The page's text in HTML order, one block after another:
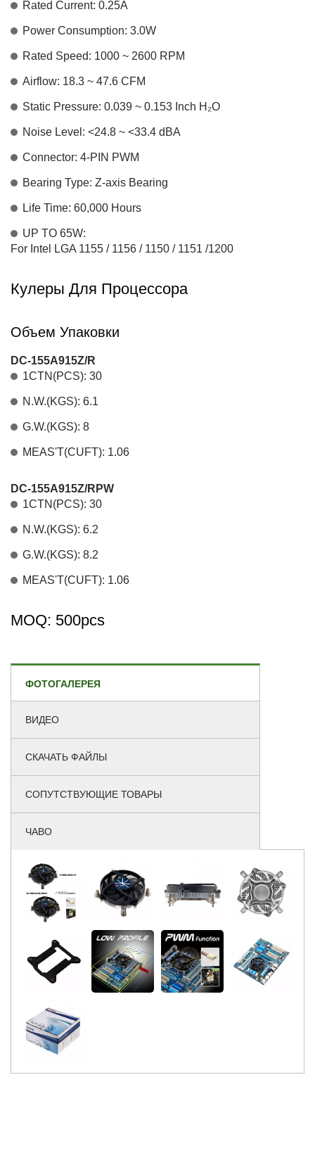
Rated Current: 0.25A
Power Consumption: 3.0W
Rated Speed: 1000 ~ 2600 RPM
Airflow: 18.3 ~ 47.6 CFM
Static Pressure: 0.039 ~ 0.153 Inch H₂O
Noise Level: <24.8 ~ <33.4 dBA
Connector: 4-PIN PWM
Bearing Type: Z-axis Bearing
Life Time: 60,000 Hours
UP TO 65W:
For Intel LGA 1155 / 1156 / 1150 / 1151 /1200
Кулеры Для Процессора
Объем Упаковки
DC-155A915Z/R
1CTN(PCS): 30
N.W.(KGS): 6.1
G.W.(KGS): 8
MEAS'T(CUFT): 1.06
DC-155A915Z/RPW
1CTN(PCS): 30
N.W.(KGS): 6.2
G.W.(KGS): 8.2
MEAS'T(CUFT): 1.06
MOQ: 500pcs
ФОТОГАЛЕРЕЯ
ВИДЕО
СКАЧАТЬ ФАЙЛЫ
СОПУТСТВУЮЩИЕ ТОВАРЫ
ЧАВО